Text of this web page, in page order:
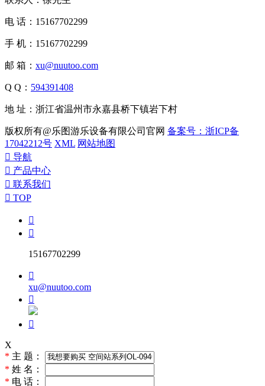
电 话：15167702299
手 机：15167702299
邮 箱： xu@nuutoo.com
Q Q： 594391408
地 址：浙江省温州市永嘉县桥下镇岩下村
版权所有@乐图游乐设备有限公司官网 备案号：浙ICP备
17042212号 XML 网站地图
 导航
 产品中心
 联系我们
 TOP


15167702299

xu@nuutoo.com


X
* 主 题：
* 姓 名：
* 电 话：